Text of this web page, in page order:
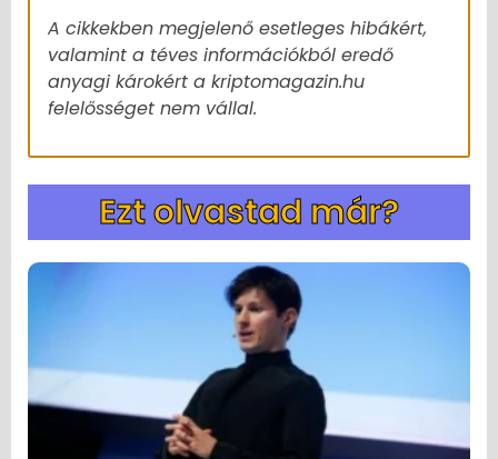
A cikkekben megjelenő esetleges hibákért,
valamint a téves információkból eredő
anyagi károkért a kriptomagazin.hu
felelősséget nem vállal.
Ezt olvastad már?